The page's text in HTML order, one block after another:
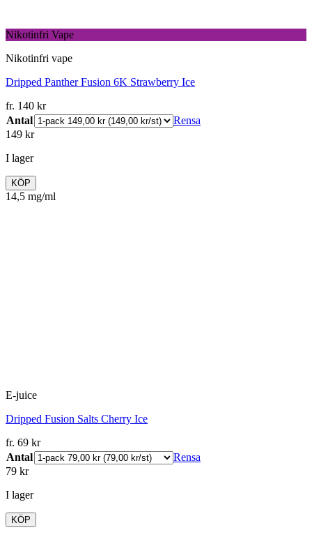
Nikotinfri Vape
Nikotinfri vape
Dripped Panther Fusion 6K Strawberry Ice
fr. 140 kr
Antal
Rensa
149 kr
I lager
KÖP
14,5 mg/ml
E-juice
Dripped Fusion Salts Cherry Ice
fr. 69 kr
Antal
Rensa
79 kr
I lager
KÖP